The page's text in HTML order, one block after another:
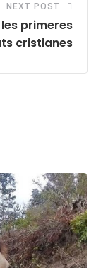
NEXT POST
primeres
cristianes